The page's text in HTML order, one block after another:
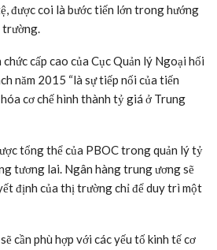
được coi là bước tiến lớn trong hướng
trường.
cấp cao của Cục Quản lý Ngoại hối
năm 2015 “là sự tiếp nối của tiến
cơ chế hình thành tỷ giá ở Trung
tổng thể của PBOC trong quản lý tỷ
tương lai. Ngân hàng trung ương sẽ
định của thị trường chỉ để duy trì một
cần phù hợp với các yếu tố kinh tế cơ